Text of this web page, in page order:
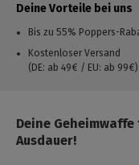
Deine Vorteile bei uns
Bis zu 55% Poppers-
Kostenloser Versand
(DE: ab 49€ / EU: ab 99€)
Deine
Ausdauer!